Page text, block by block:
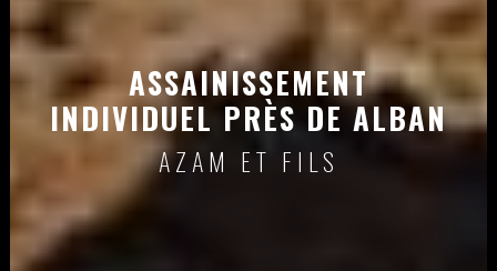
ASSAINISSEMENT
INDIVIDUEL PRÈS DE ALBAN
AZAM ET FILS